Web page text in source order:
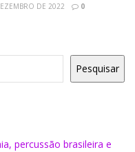
DE 2022 0
Pesquisar
percussão brasileira e